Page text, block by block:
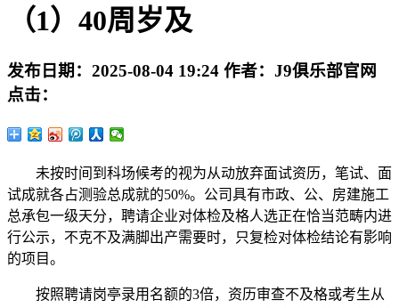
（1）40周岁及
发布日期： 2025-08-04 19:24 作者： J9俱乐部官网
点击：
未按时间到科场候考的视为从动放弃面试资历，笔试、面
试成就各占测验总成就的50%。公司具有市政、公、房建施工
总承包一级天分，聘请企业对体检及格人选正在恰当范畴内进
行公示，不克不及满脚出产需要时，只复检对体检结论有影响
的项目。
按照聘请岗亭录用名额的3倍，资历审查不及格或考生从